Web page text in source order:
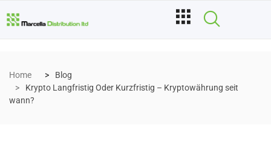
Home
Blog
Krypto Langfristig Oder Kurzfristig – Kryptowährung seit
wann?